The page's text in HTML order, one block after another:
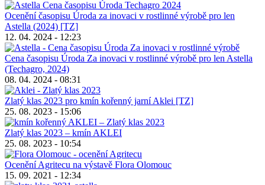
Ocenění časopisu Úroda za inovaci v rostlinné výrobě pro len
Astella (2024) [TZ]
12. 04. 2024 - 12:23
Cena časopisu Úroda Za inovaci v rostlinné výrobě pro len Astella
(Techagro, 2024)
08. 04. 2024 - 08:31
Zlatý klas 2023 pro kmín kořenný jarní Aklei [TZ]
25. 08. 2023 - 15:06
Zlatý klas 2023 – kmín AKLEI
25. 08. 2023 - 10:54
Ocenění Agritecu na výstavě Flora Olomouc
15. 09. 2021 - 12:34